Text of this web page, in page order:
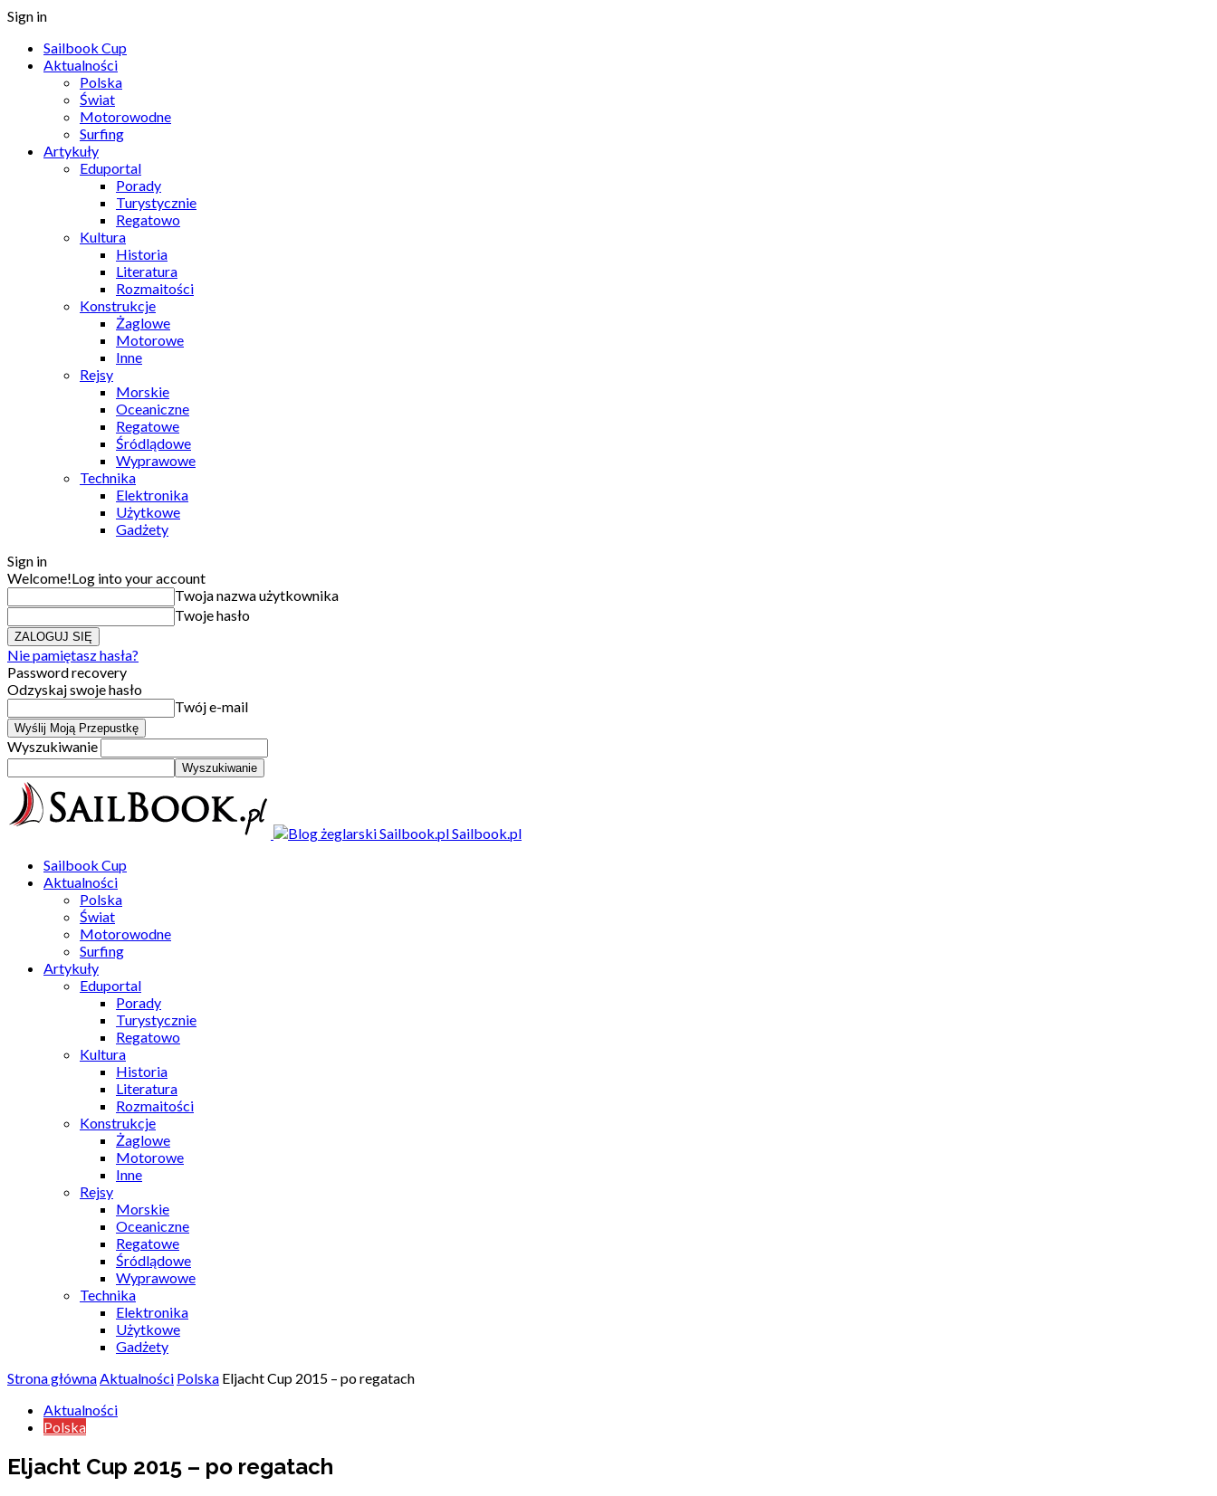
Sign in
Sailbook Cup
Aktualności
Polska
Świat
Motorowodne
Surfing
Artykuły
Eduportal
Porady
Turystycznie
Regatowo
Kultura
Historia
Literatura
Rozmaitości
Konstrukcje
Żaglowe
Motorowe
Inne
Rejsy
Morskie
Oceaniczne
Regatowe
Śródlądowe
Wyprawowe
Technika
Elektronika
Użytkowe
Gadżety
Sign in
Welcome!Log into your account
Twoja nazwa użytkownika
Twoje hasło
Nie pamiętasz hasła?
Password recovery
Odzyskaj swoje hasło
Twój e-mail
Wyszukiwanie
Sailbook.pl
Sailbook Cup
Aktualności
Polska
Świat
Motorowodne
Surfing
Artykuły
Eduportal
Porady
Turystycznie
Regatowo
Kultura
Historia
Literatura
Rozmaitości
Konstrukcje
Żaglowe
Motorowe
Inne
Rejsy
Morskie
Oceaniczne
Regatowe
Śródlądowe
Wyprawowe
Technika
Elektronika
Użytkowe
Gadżety
Strona głównaAktualności Polska Eljacht Cup 2015 – po regatach
Aktualności
Polska
Eljacht Cup 2015 – po regatach